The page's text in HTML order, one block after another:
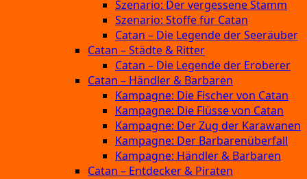
Szenario: Der vergessene Stamm
Szenario: Stoffe für Catan
Catan – Die Legende der Seeräuber
Catan – Städte & Ritter
Catan – Die Legende der Eroberer
Catan – Händler & Barbaren
Kampagne: Die Fischer von Catan
Kampagne: Die Flüsse von Catan
Kampagne: Der Zug der Karawanen
Kampagne: Der Barbarenüberfall
Kampagne: Händler & Barbaren
Catan – Entdecker & Piraten